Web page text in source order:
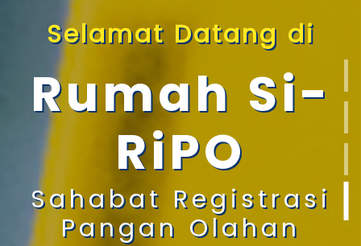
Selamat Datang di
Rumah Si-
RiPO
Sahabat Registrasi
Pangan Olahan